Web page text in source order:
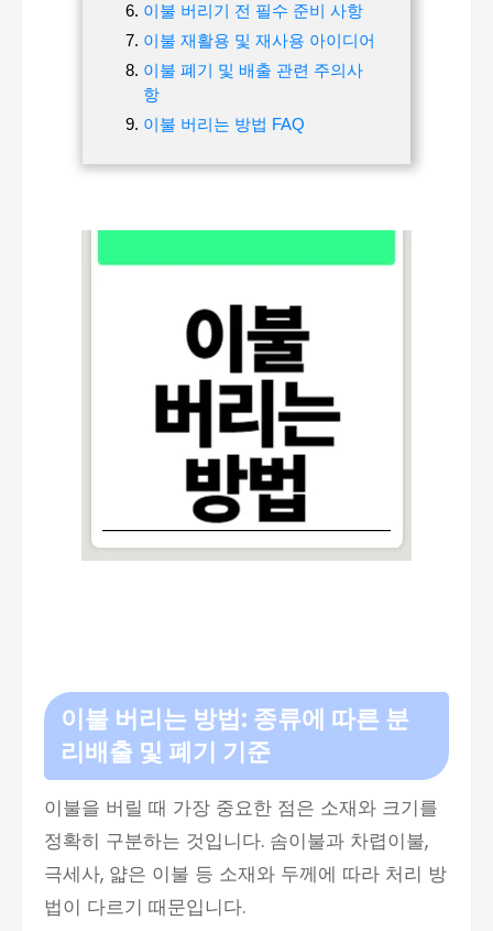
이불 버리기 전 필수 준비 사항
이불 재활용 및 재사용 아이디어
이불 폐기 및 배출 관련 주의사
항
이불 버리는 방법 FAQ
이불 버리는 방법: 종류에 따른 분
리배출 및 폐기 기준
이불을 버릴 때 가장 중요한 점은 소재와 크기를
정확히 구분하는 것입니다. 솜이불과 차렵이불,
극세사, 얇은 이불 등 소재와 두께에 따라 처리 방
법이 다르기 때문입니다.